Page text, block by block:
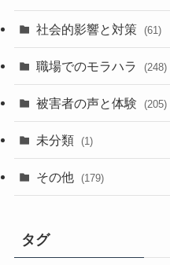
社会的影響と対策 (61)
職場でのモラハラ (248)
被害者の声と体験 (205)
未分類 (1)
その他 (179)
タグ